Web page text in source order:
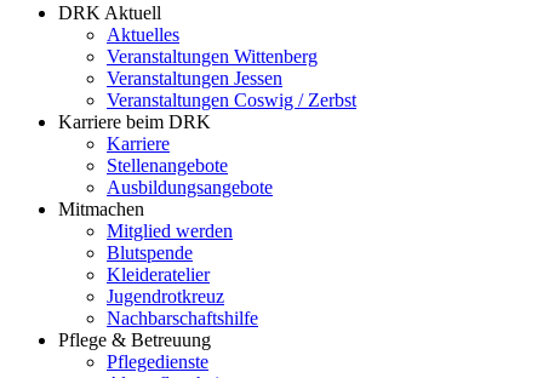
DRK Aktuell
Aktuelles
Veranstaltungen Wittenberg
Veranstaltungen Jessen
Veranstaltungen Coswig / Zerbst
Karriere beim DRK
Karriere
Stellenangebote
Ausbildungsangebote
Mitmachen
Mitglied werden
Blutspende
Kleideratelier
Jugendrotkreuz
Nachbarschaftshilfe
Pflege & Betreuung
Pflegedienste